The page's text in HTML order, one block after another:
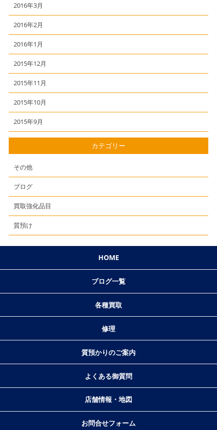
2016年3月
2016年2月
2016年1月
2015年12月
2015年11月
2015年10月
2015年9月
カテゴリー
その他
ブログ
買取強化品目
質預け
HOME
ブログ一覧
各種買取
修理
質預かりのご案内
よくある御質問
店舗情報・地図
お問合せフォーム